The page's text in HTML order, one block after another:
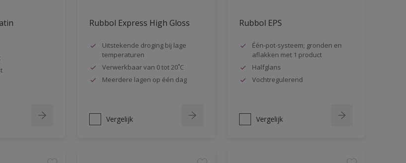
Rubbol Express High Gloss
Uitstekende droging bij lage
temperaturen
Verwerkbaar van 0 tot 20˚C
Meerdere lagen op één dag
Vergelijk
Rubbol EPS
Één-pot-systeem; gronden en
aflakken met 1 product
Halfglans
Vochtregulerend
Vergelijk